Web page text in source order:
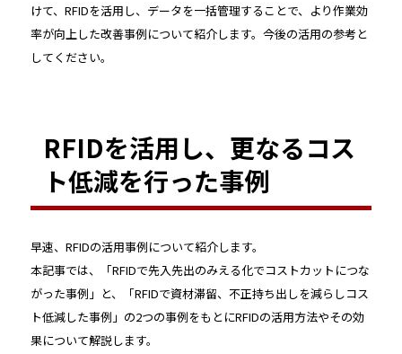
けて、RFIDを活用し、データを一括管理することで、より作業効
率が向上した改善事例について紹介します。今後の活用の参考と
してください。
RFIDを活用し、更なるコス
ト低減を行った事例
早速、RFIDの活用事例について紹介します。
本記事では、「RFIDで先入先出のみえる化でコストカットにつな
がった事例」と、「RFIDで資材滞留、不正持ち出しを減らしコス
ト低減した事例」の2つの事例をもとにRFIDの活用方法やその効
果について解説します。